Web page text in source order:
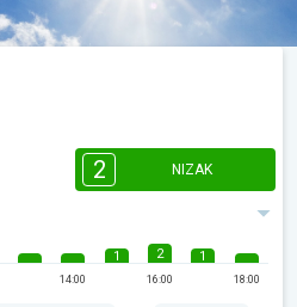
2 NIZAK
14:00
1 2
16:00
1
18:00